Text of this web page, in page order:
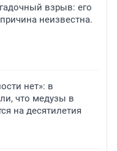
взрыв: его
неизвестна.
нет»: в
что медузы в
на десятилетия